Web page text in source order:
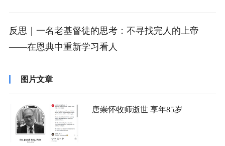
反思｜一名老基督徒的思考：不寻找完人的上帝
——在恩典中重新学习看人
图片文章
唐崇怀牧师逝世 享年85岁